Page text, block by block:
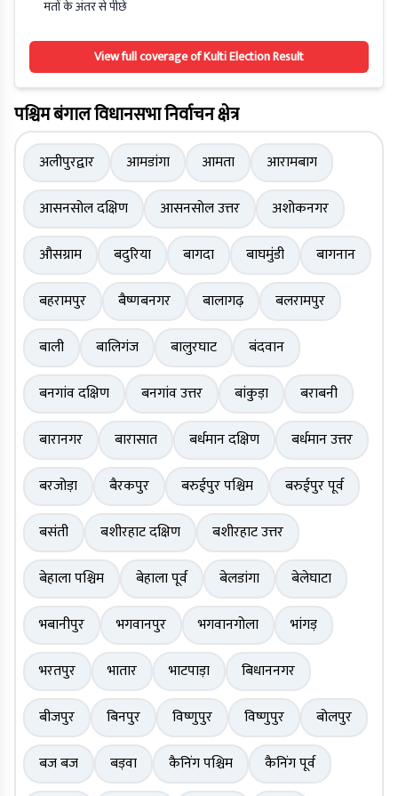
मतों के अंतर से पीछे
View full coverage of Kulti Election Result
पश्चिम बंगाल विधानसभा निर्वाचन क्षेत्र
अलीपुरद्वार आमडांगा आमता
आरामबाग
आसनसोल दक्षिण
आसनसोल उत्तर
अशोकनगर
औसग्राम
बदुरिया बागदा बाघमुंडी
बागनान
बहरामपुर
बैष्णबनगर बालागढ़
बलरामपुर
बाली
बालिगंज बालुरघाट
बंदवान
बनगांव दक्षिण
बनगांव उत्तर बांकुड़ा
बराबनी
बारानगर
बारासात बर्धमान दक्षिण
बर्धमान उत्तर
बरजोड़ा
बैरकपुर बरुईपुर पश्चिम
बरुईपुर पूर्व
बसंती
बशीरहाट दक्षिण
बशीरहाट उत्तर
बेहाला पश्चिम
बेहाला पूर्व बेलडांगा
बेलेघाटा
भबानीपुर
भगवानपुर भगवानगोला
भांगड़
भरतपुर
भातार भाटपाड़ा
बिधाननगर
बीजपुर
बिनपुर विष्णुपुर विष्णुपुर
बोलपुर
बज बज
बड़वा कैनिंग पश्चिम
कैनिंग पूर्व